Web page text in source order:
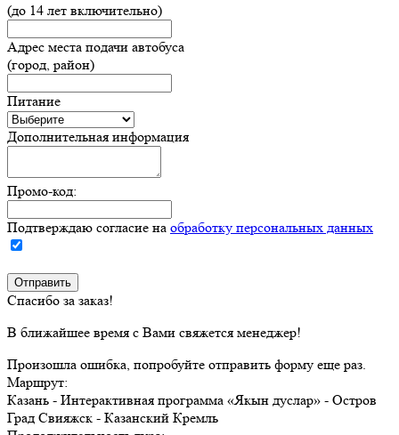
(до 14 лет включительно)
Адрес места подачи автобуса
(город, район)
Питание
Дополнительная информация
Промо-код:
Подтверждаю согласие на обработку персональных данных
Спасибо за заказ!
В ближайшее время с Вами свяжется менеджер!
Произошла ошибка, попробуйте отправить форму еще раз.
Маршрут:
Казань - Интерактивная программа «Якын дуслар» - Остров
Град Свияжск - Казанский Кремль